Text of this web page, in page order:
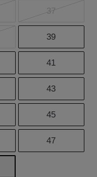
37
39
41
43
45
47